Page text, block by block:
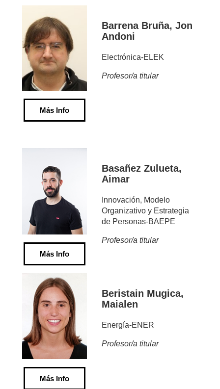
Más Info
Barrena Bruña, Jon
Andoni
Electrónica-ELEK
Profesor/a titular
Más Info
Basañez Zulueta,
Aimar
Innovación, Modelo
Organizativo y Estrategia
de Personas-BAEPE
Profesor/a titular
Más Info
Beristain Mugica,
Maialen
Energía-ENER
Profesor/a titular